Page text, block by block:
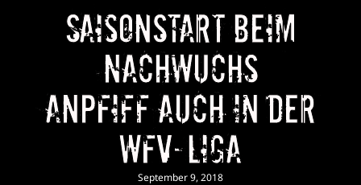
Saisonstart beim
Nachwuchs
Anpfiff auch in der
WFV-Liga
September 9, 2018